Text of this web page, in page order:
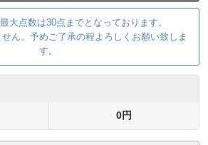
大点数は30点までとなっております。
ん。予めご了承の程よろしくお願い致しま
す。
0円